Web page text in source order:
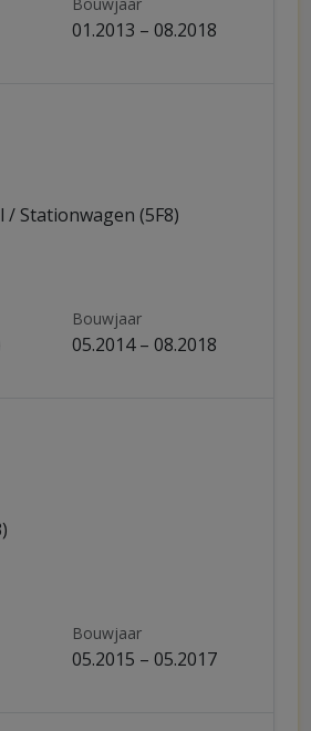
01.2013 – 08.2018
/ Stationwagen (5F8)
Bouwjaar
05.2014 – 08.2018
Bouwjaar
05.2015 – 05.2017